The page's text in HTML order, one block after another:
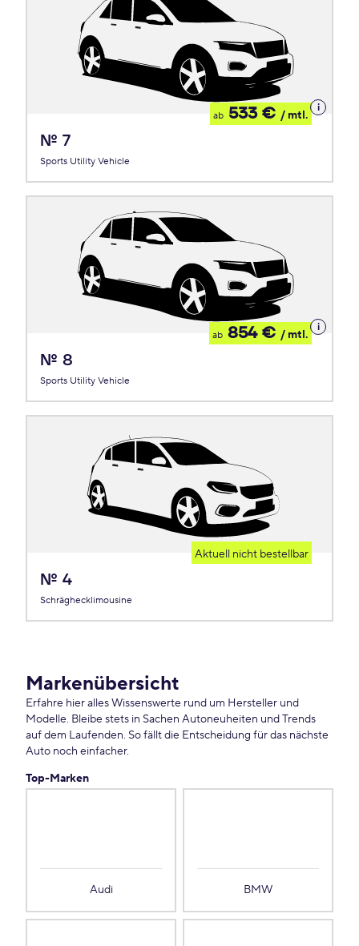
Nº 7
Sports Utility Vehicle
ab 533 € / mtl.
Details
zum
Nº 8
Sports Utility Vehicle
ab 854 € / mtl.
Details
zum
Nº 4
Schräghecklimousine
Aktuell nicht bestellbar
Markenübersicht
Erfahre hier alles Wissenswerte rund um Hersteller und
Modelle. Bleibe stets in Sachen Autoneuheiten und Trends
auf dem Laufenden. So fällt die Entscheidung für das nächste
Auto noch einfacher.
Top-Marken
Audi BMW